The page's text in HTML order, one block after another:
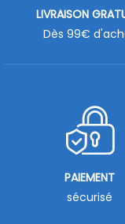
LIVRAISON
Dès 99€
PAIEMENT
sécurisé